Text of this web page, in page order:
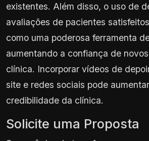
existentes. Além disso, o uso de
avaliações de pacientes
como uma poderosa ferramenta
aumentando a confiança de
clínica. Incorporar vídeos de
site e redes sociais pode
credibilidade da clínica.
Solicite uma Proposta